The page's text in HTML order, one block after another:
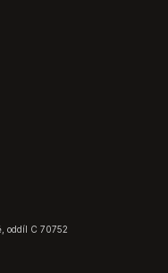
oddíl C 70752